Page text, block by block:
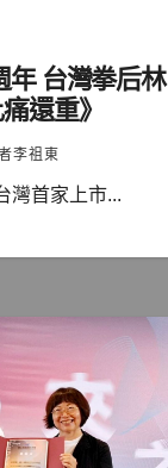
台灣拳后林
還重》
李祖東
灣首家上市...